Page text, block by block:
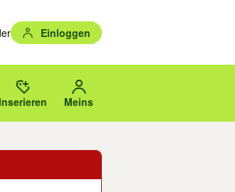
Einloggen
Eingabetaste auswählen.
Vorschläge mit den Pfeiltasten nach oben/
oder PLZ.
Inserieren Meins